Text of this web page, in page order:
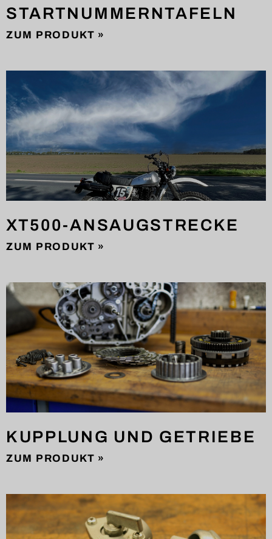
STARTNUMMERNTAFELN
ZUM PRODUKT »
XT500-ANSAUGSTRECKE
ZUM PRODUKT »
KUPPLUNG UND GETRIEBE
ZUM PRODUKT »